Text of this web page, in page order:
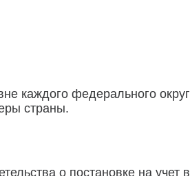
каждого федерального
страны.
о постановке на учет в